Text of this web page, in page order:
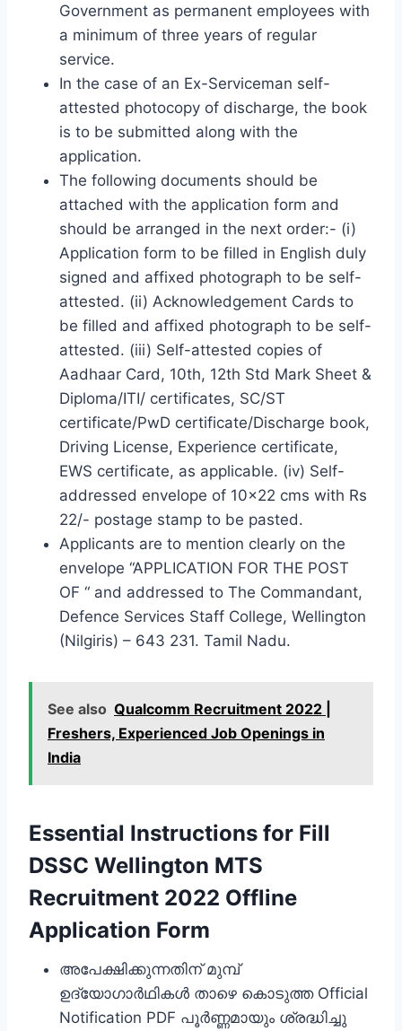
Government as permanent employees with
a minimum of three years of regular
service.
In the case of an Ex-Serviceman self-
attested photocopy of discharge, the book
is to be submitted along with the
application.
The following documents should be
attached with the application form and
should be arranged in the next order:- (i)
Application form to be filled in English duly
signed and affixed photograph to be self-
attested. (ii) Acknowledgement Cards to
be filled and affixed photograph to be self-
attested. (iii) Self-attested copies of
Aadhaar Card, 10th, 12th Std Mark Sheet &
Diploma/ITI/ certificates, SC/ST
certificate/PwD certificate/Discharge book,
Driving License, Experience certificate,
EWS certificate, as applicable. (iv) Self-
addressed envelope of 10×22 cms with Rs
22/- postage stamp to be pasted.
Applicants are to mention clearly on the
envelope “APPLICATION FOR THE POST
OF “ and addressed to The Commandant,
Defence Services Staff College, Wellington
(Nilgiris) – 643 231. Tamil Nadu.
See also Qualcomm Recruitment 2022 |
Freshers, Experienced Job Openings in
India
Essential Instructions for Fill
DSSC Wellington MTS
Recruitment 2022 Offline
Application Form
അപേക്ഷിക്കുന്നതിന് മുമ്പ്
ഉദ്യോഗാര്‍ഥികള്‍ താഴെ കൊടുത്ത Official
Notification PDF പൂര്‍ണ്ണമായും ശ്രദ്ധിച്ചു